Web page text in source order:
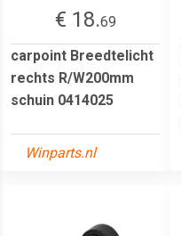
€ 18.69
carpoint Breedtelicht
rechts R/W200mm
schuin 0414025
Winparts.nl